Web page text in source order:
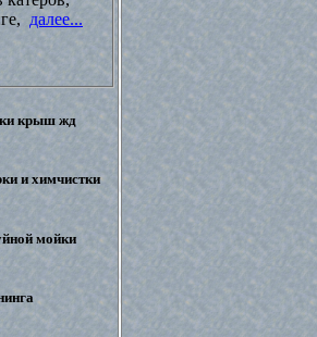
далее...
крыш жд
и химчистки
мойки